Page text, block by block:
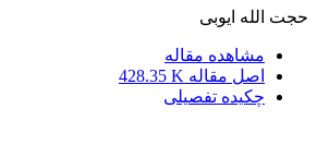
حجت الله ایوبی
مشاهده مقاله
اصل مقاله 428.35 K
چکیده تفصیلی